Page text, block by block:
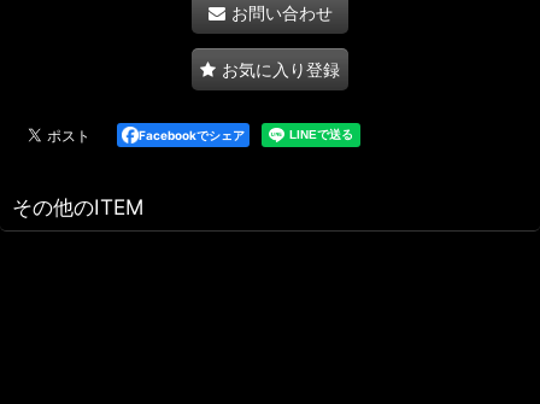
お問い合わせ
お気に入り登録
Facebookでシェア
その他のITEM